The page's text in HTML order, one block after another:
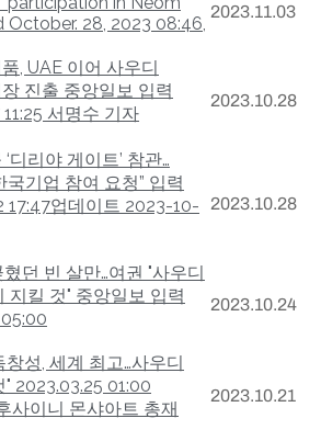
October. 28, 2023 08:46,
2023.11.03
, UAE 이어 사우디
진출 중앙일보 입력
서명수 기자
2023.10.28
디리야 게이트’ 참관…
국기업 참여 요청” 입력
17:47업데이트 2023-10-
2023.10.28
던 빈 살만…여권 "사우디
지킬 것" 중앙일보 입력
2023.10.24
성, 세계 최고…사우디
" 2023.03.25 01:00
사이니 몬샤아트 총재
2023.10.21